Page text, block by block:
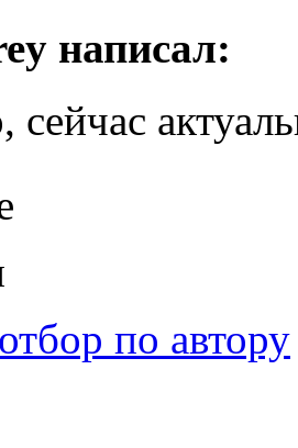
написал:
по автору